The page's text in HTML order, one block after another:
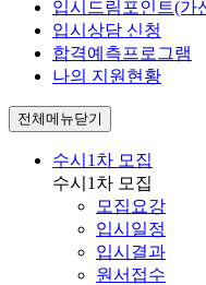
입시드림포인트(가
입시상담 신청
합격예측프로그램
나의 지원현황
전체메뉴닫기
수시1차 모집
수시1차 모집
모집요강
입시일정
입시결과
원서접수